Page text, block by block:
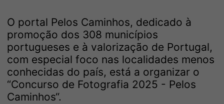
O portal Pelos Caminhos, dedicado à
promoção dos 308 municípios
portugueses e à valorização de Portugal,
com especial foco nas localidades menos
conhecidas do país, está a organizar o
“Concurso de Fotografia 2025 - Pelos
Caminhos“.